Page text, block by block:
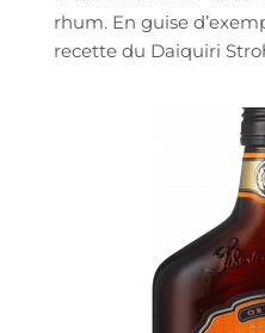
rhum. En guise
recette du Daiquiri